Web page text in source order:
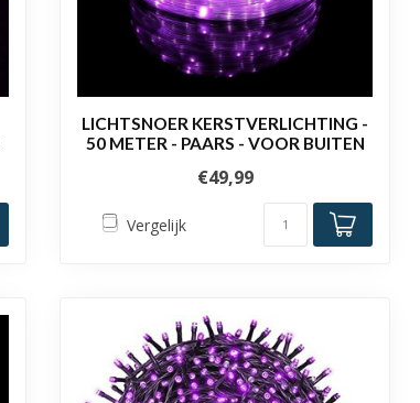
LICHTSNOER KERSTVERLICHTING -
50 METER - PAARS - VOOR BUITEN
€49,99
Vergelijk